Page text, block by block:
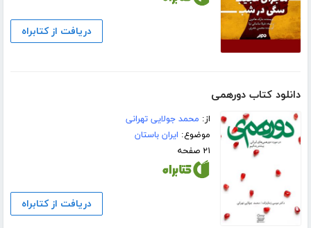
دریافت از کتابراه
دانلود کتاب دورهمی
از: محمد جولایی تهرانی
موضوع: ایران باستان
۲۱ صفحه
دریافت از کتابراه